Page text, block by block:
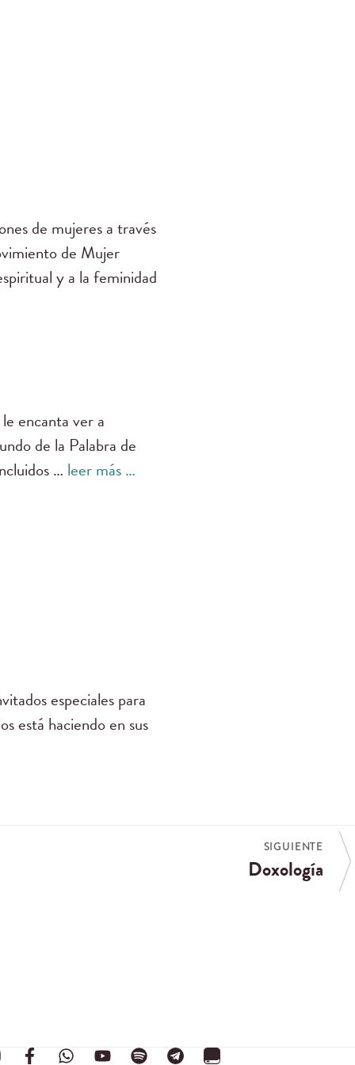
de mujeres a través
de Mujer
y a la feminidad
encanta ver a
de la Palabra de
… leer más …
especiales para
está haciendo en sus
SIGUIENTE
Doxología